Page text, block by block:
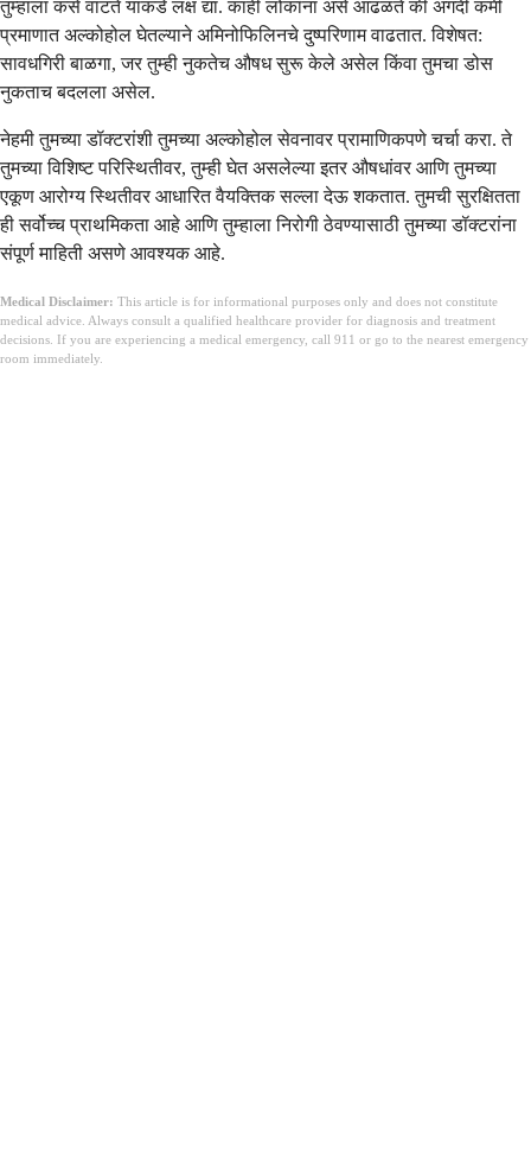
तुम्हाला कसे वाटते याकडे लक्ष द्या. काही लोकांना असे आढळते की अगदी कमी
प्रमाणात अल्कोहोल घेतल्याने अमिनोफिलिनचे दुष्परिणाम वाढतात. विशेषत:
सावधगिरी बाळगा, जर तुम्ही नुकतेच औषध सुरू केले असेल किंवा तुमचा डोस
नुकताच बदलला असेल.
नेहमी तुमच्या डॉक्टरांशी तुमच्या अल्कोहोल सेवनावर प्रामाणिकपणे चर्चा करा. ते
तुमच्या विशिष्ट परिस्थितीवर, तुम्ही घेत असलेल्या इतर औषधांवर आणि तुमच्या
एकूण आरोग्य स्थितीवर आधारित वैयक्तिक सल्ला देऊ शकतात. तुमची सुरक्षितता
ही सर्वोच्च प्राथमिकता आहे आणि तुम्हाला निरोगी ठेवण्यासाठी तुमच्या डॉक्टरांना
संपूर्ण माहिती असणे आवश्यक आहे.
Medical Disclaimer: This article is for informational purposes only and does not constitute
medical advice. Always consult a qualified healthcare provider for diagnosis and treatment
decisions. If you are experiencing a medical emergency, call 911 or go to the nearest emergency
room immediately.